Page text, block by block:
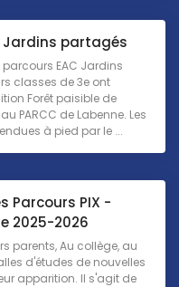
Jardins partagés
EAC Jardins
classes de 3e ont
Forêt paisible de
PARCC de Labenne. Les
à pied par le ...
Parcours PIX -
2025-2026
parents, Au collège, au
d'études de nouvelles
apparition. Il s'agit de